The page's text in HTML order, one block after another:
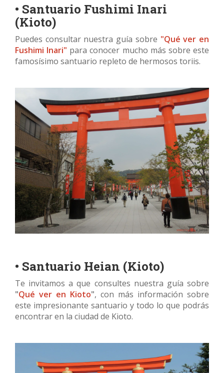
• Santuario Fushimi Inari
(Kioto)
Puedes consultar nuestra guía sobre "Qué ver en
Fushimi Inari" para conocer mucho más sobre este
famosísimo santuario repleto de hermosos toriis.
• Santuario Heian (Kioto)
Te invitamos a que consultes nuestra guía sobre
"Qué ver en Kioto", con más información sobre
este impresionante santuario y todo lo que podrás
encontrar en la ciudad de Kioto.